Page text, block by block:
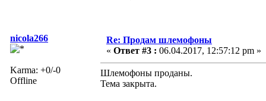
nicola266
Karma: +0/-0
Offline
Re: Продам шлемофоны
« Ответ #3 : 06.04.2017, 12:57:12 pm »
Шлемофоны проданы.
Тема закрыта.